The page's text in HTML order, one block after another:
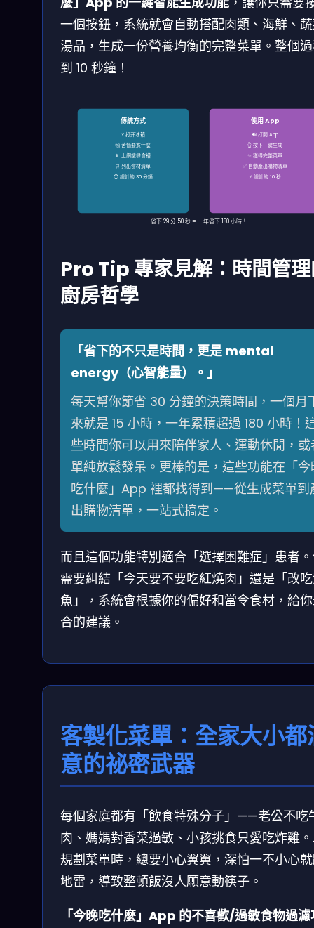
一個按鈕，系統就會自動搭配肉類、海鮮、
湯品，生成一份營養均衡的完整菜單。整個
到 10 秒鐘！
傳統方式
❓ 打开冰箱
🤔 苦惱要煮什麼
📱 上網搜尋食譜
🛒 列出食材清單
⏱️ 總計約 30 分鐘
使用 App
📲 打開 App
👆 按下一鍵生成
✨ 獲得完整菜單
✅ 自動產出購物清單
⚡ 總計約 10 秒
省下 29 分 50 秒 = 一年省下 180 小時！
Pro Tip 專家見解：時間管
廚房哲學
「省下的不只是時間，更是 mental
energy（心智能量）。」
每天幫你節省 30 分鐘的決策時間，一個月
來就是 15 小時，一年累積超過 180 小時！
些時間你可以用來陪伴家人、運動休閒，或
單純放鬆發呆。更棒的是，這些功能在「今
吃什麼」App 裡都找得到——從生成菜單到
出購物清單，一站式搞定。
而且這個功能特別適合「選擇困難症」患者
需要糾結「今天要不要吃紅燒肉」還是「改
魚」，系統會根據你的偏好和當令食材，給
合的建議。
客製化菜單：全家大小都
意的祕密武器
每個家庭都有「飲食特殊分子」——老公不吃
肉、媽媽對香菜過敏、小孩挑食只愛吃炸雞
規劃菜單時，總要小心翼翼，深怕一不小心
地雷，導致整頓飯沒人願意動筷子。
「今晚吃什麼」App 的不喜歡/過敏食物過濾